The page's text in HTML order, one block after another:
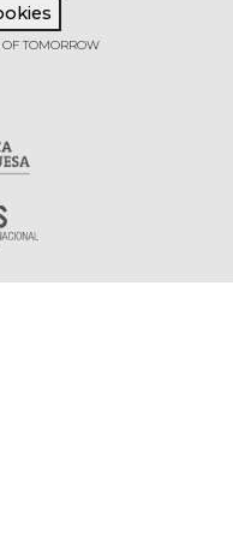
TOMORROW